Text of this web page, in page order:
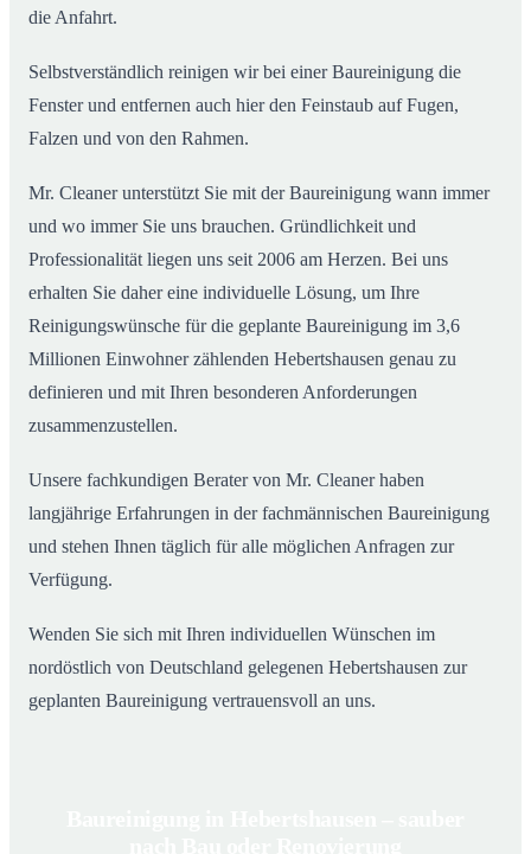
die Anfahrt.
Selbstverständlich reinigen wir bei einer Baureinigung die
Fenster und entfernen auch hier den Feinstaub auf Fugen,
Falzen und von den Rahmen.
Mr. Cleaner unterstützt Sie mit der Baureinigung wann immer
und wo immer Sie uns brauchen. Gründlichkeit und
Professionalität liegen uns seit 2006 am Herzen. Bei uns
erhalten Sie daher eine individuelle Lösung, um Ihre
Reinigungswünsche für die geplante Baureinigung im 3,6
Millionen Einwohner zählenden Hebertshausen genau zu
definieren und mit Ihren besonderen Anforderungen
zusammenzustellen.
Unsere fachkundigen Berater von Mr. Cleaner haben
langjährige Erfahrungen in der fachmännischen Baureinigung
und stehen Ihnen täglich für alle möglichen Anfragen zur
Verfügung.
Wenden Sie sich mit Ihren individuellen Wünschen im
nordöstlich von Deutschland gelegenen Hebertshausen zur
geplanten Baureinigung vertrauensvoll an uns.